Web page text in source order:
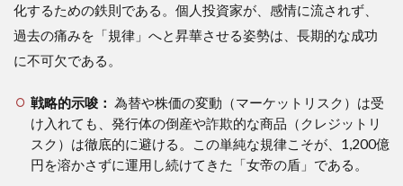
化するための鉄則である 。個人投資家が、感情に流されず、
過去の痛みを「規律」へと昇華させる姿勢は、長期的な成功
に不可欠である。
戦略的示唆： 為替や株価の変動（マーケットリスク）は受
け入れても、発行体の倒産や詐欺的な商品（クレジットリ
スク）は徹底的に避ける。この単純な規律こそが、1,200億
円を溶かさずに運用し続けてきた「女帝の盾」である。